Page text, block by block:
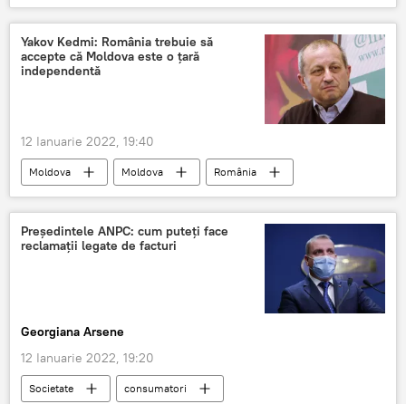
Yakov Kedmi: România trebuie să
accepte că Moldova este o țară
independentă
12 Ianuarie 2022, 19:40
Moldova Moldova România
Președintele ANPC: cum puteți face
reclamații legate de facturi
Georgiana Arsene
12 Ianuarie 2022, 19:20
Societate
consumatori